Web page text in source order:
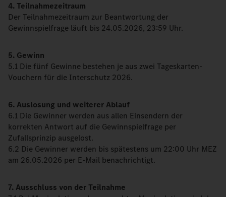
4. Teilnahmezeitraum
Der Teilnahmezeitraum zur Beantwortung der
Gewinnspielfrage läuft bis 24.05.2026, 23:59 Uhr.
5. Gewinn
5.1 Die fünf Gewinne bestehen je aus zwei Tageskarten-
Vouchern für die Interschutz 2026.
6. Auslosung und weiterer Ablauf
6.1 Die Gewinner werden aus allen Einsendern der
korrekten Antwort auf die Gewinnspielfrage per
Zufallsprinzip ausgelost.
6.2 Die Gewinner werden bis spätestens um 22:00 Uhr MEZ
am 26.05.2026 per E-Mail benachrichtigt.
7. Ausschluss von der Teilnahme